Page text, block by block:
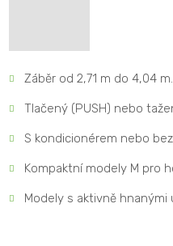
Záběr od 2,71 m do 4,04 m.
Tlačený (PUSH) nebo
S kondicionérem nebo
Kompaktní modely M pro
Modely s aktivně hnanými